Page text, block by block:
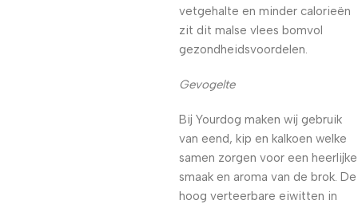
vetgehalte en minder calorieën
zit dit malse vlees bomvol
gezondheidsvoordelen.
Gevogelte
Bij Yourdog maken wij gebruik
van eend, kip en kalkoen welke
samen zorgen voor een heerlijke
smaak en aroma van de brok. De
hoog verteerbare eiwitten in